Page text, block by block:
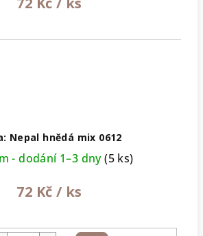
Nepal hnědá mix 0612
- dodání 1–3 dny(5 ks)
72 Kč / ks